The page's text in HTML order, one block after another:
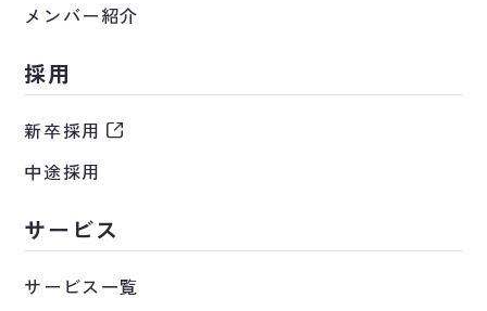
メンバー紹介
採用
新卒採用
中途採用
サービス
サービス一覧